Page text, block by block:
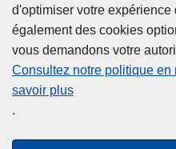
d'optimiser votre
également des cookies
vous demandons votre
Consultez notre politique en
savoir plus
.